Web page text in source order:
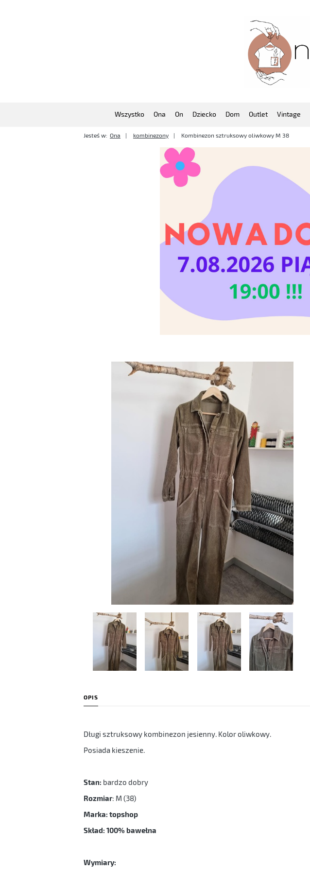
Wszystko Ona On Dziecko Dom Outlet Vintage
Jesteś w: Ona kombinezony Kombinezon sztruksowy oliwkowy M 38
OPIS
Długi sztruksowy kombinezon jesienny. Kolor oliwkowy.
Posiada kieszenie.
Stan: bardzo dobry
Rozmiar: M (38)
Marka: topshop
Skład: 100% bawełna
Wymiary: